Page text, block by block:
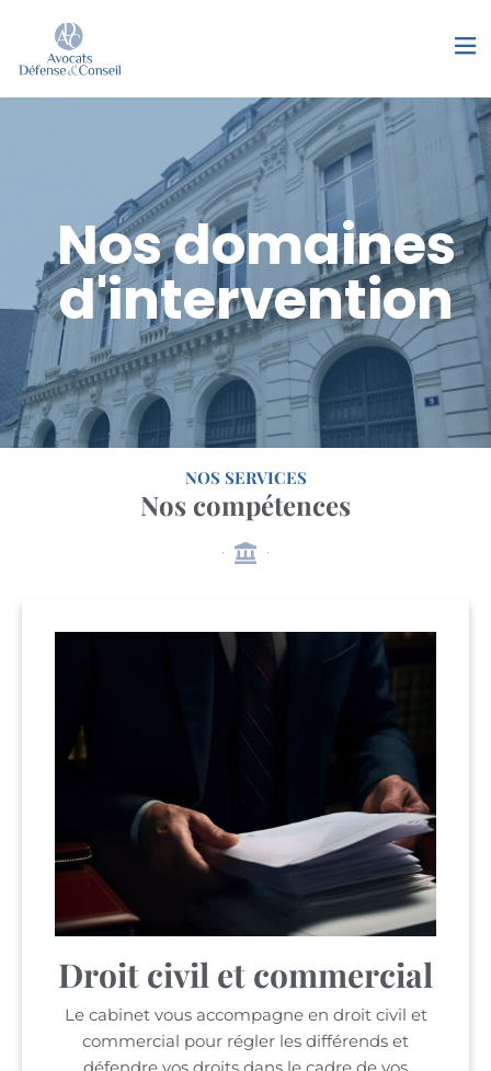
Nos domaines
d'intervention
NOS SERVICES
Nos compétences
Droit civil et commercial
Le cabinet vous accompagne en droit civil et
commercial pour régler les différends et